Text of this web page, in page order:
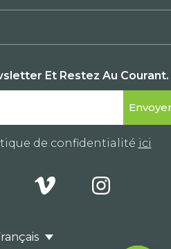
Et Restez Au Courant.
de confidentialité ici